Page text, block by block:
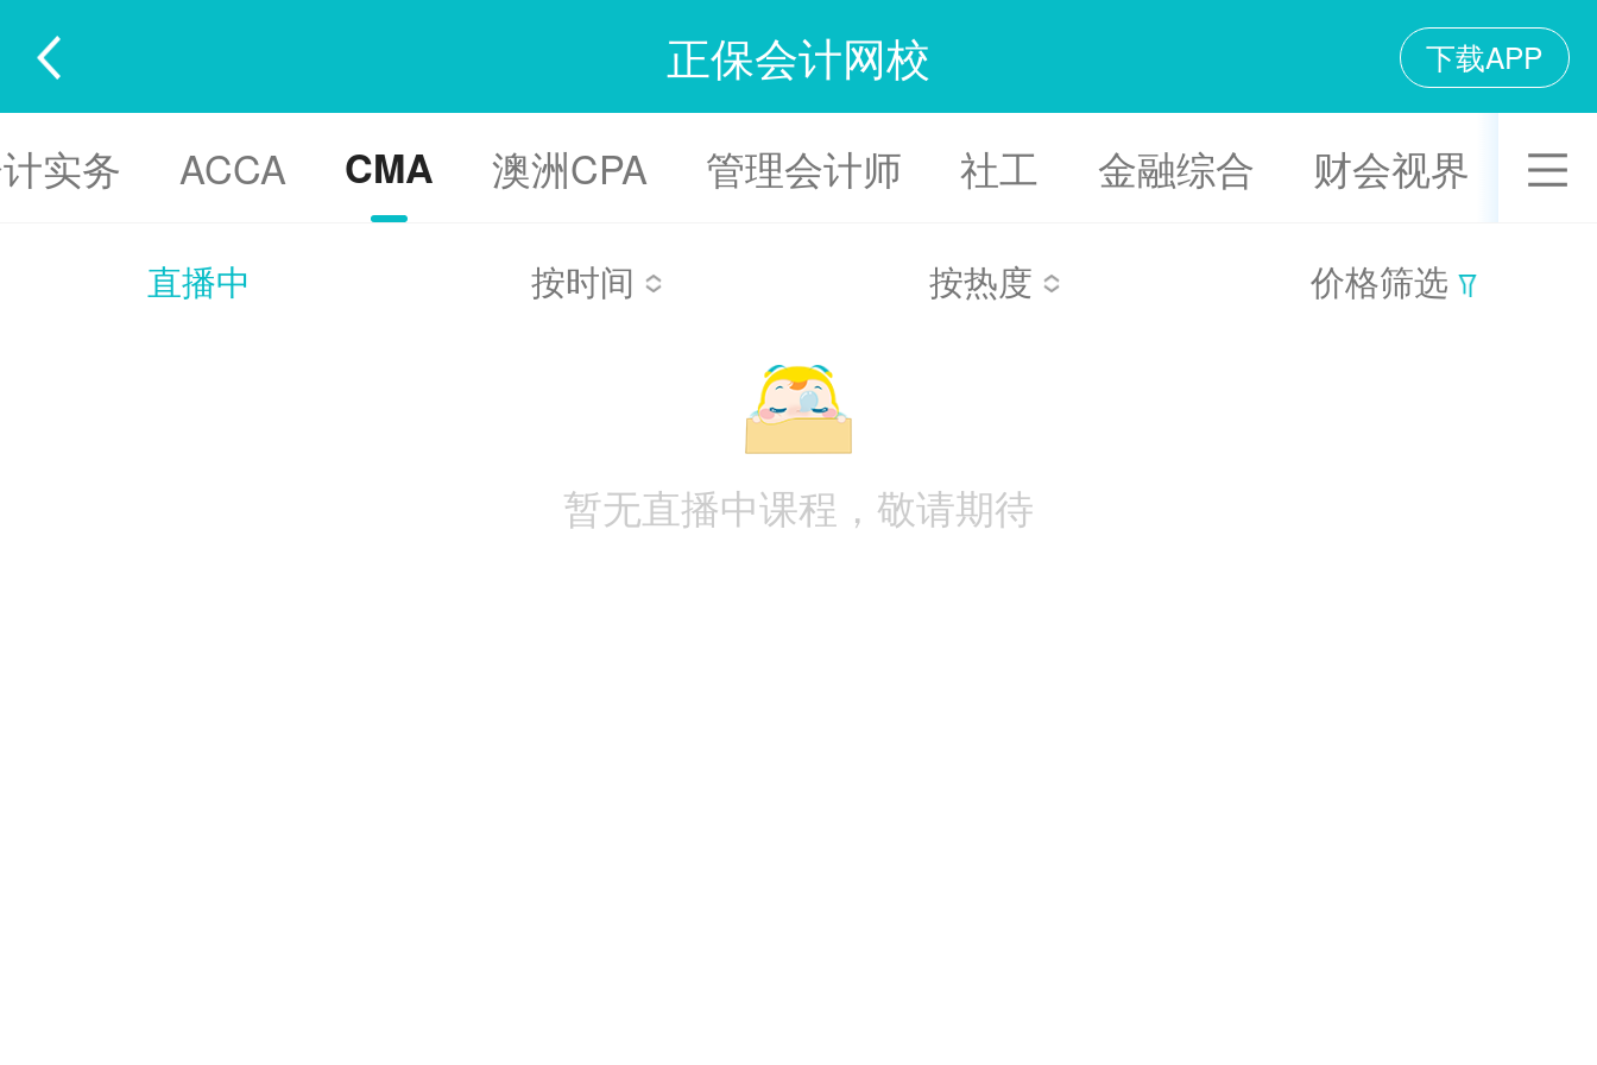
正保会计网校 下载APP
实务 ACCA CMA 澳洲CPA 管理会计师 社工 金融综合 财会视界
直播中 按时间 按热度 价格筛选
暂无直播中课程，敬请期待